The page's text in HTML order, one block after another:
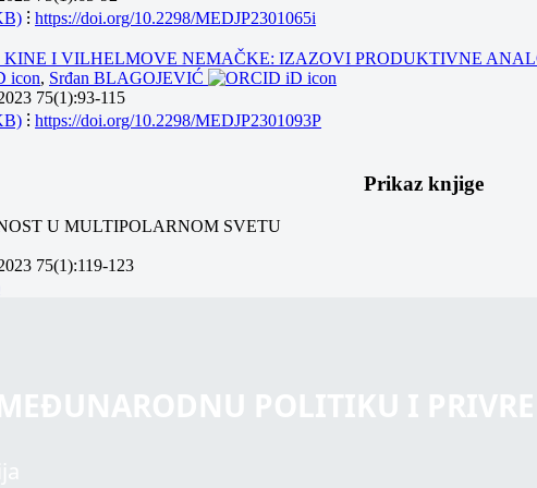
⁝https://doi.org/10.2298/MEDJP2301065i
KINE I VILHELMOVE NEMAČKE: IZAZOVI PRODUKTIVNE
, Srđan BLAGOJEVIĆ
75(1):93-115
⁝https://doi.org/10.2298/MEDJP2301093P
Prikaz knjige
U MULTIPOLARNOM SVETU
75(1):119-123